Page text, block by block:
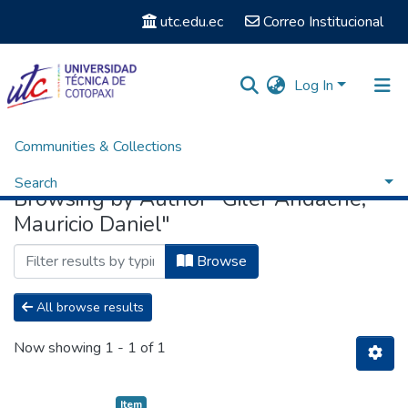
utc.edu.ec Correo Institucional
Log In
Communities & Collections
Search
Home Browse by Author
Browsing by Author "Giler Andache,
Mauricio Daniel"
Browse
All browse results
Now showing 1 - 1 of 1
Item